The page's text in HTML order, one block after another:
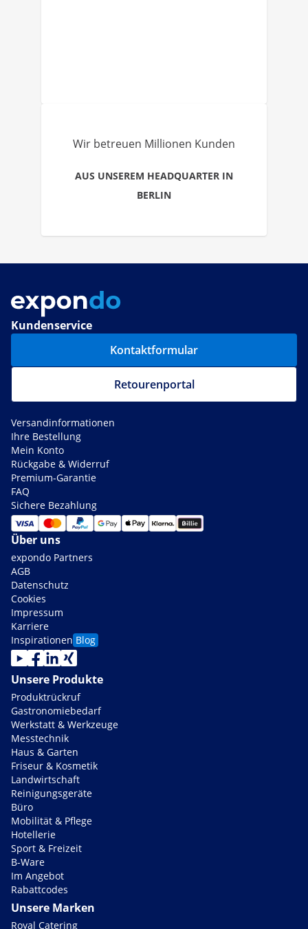
Wir betreuen Millionen Kunden
AUS UNSEREM HEADQUARTER IN
BERLIN
Kundenservice
Kontaktformular
Retourenportal
Versandinformationen
Ihre Bestellung
Mein Konto
Rückgabe & Widerruf
Premium-Garantie
FAQ
Sichere Bezahlung
Über uns
expondo Partners
AGB
Datenschutz
Cookies
Impressum
Karriere
Inspirationen Blog
Unsere Produkte
Produktrückruf
Gastronomiebedarf
Werkstatt & Werkzeuge
Messtechnik
Haus & Garten
Friseur & Kosmetik
Landwirtschaft
Reinigungsgeräte
Büro
Mobilität & Pflege
Hotellerie
Sport & Freizeit
B-Ware
Im Angebot
Rabattcodes
Unsere Marken
Royal Catering